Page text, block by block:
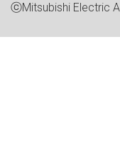
ⓒMitsubishi Electric